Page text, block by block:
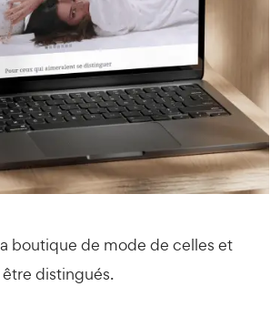
boutique de mode de celles et
distingués.